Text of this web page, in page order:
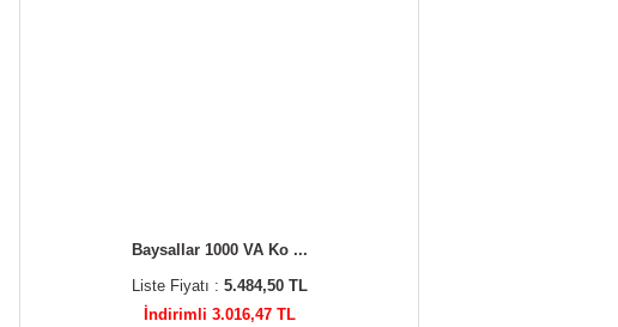
Baysallar 1000 VA Ko ...
Liste Fiyatı : 5.484,50 TL
İndirimli 3.016,47 TL